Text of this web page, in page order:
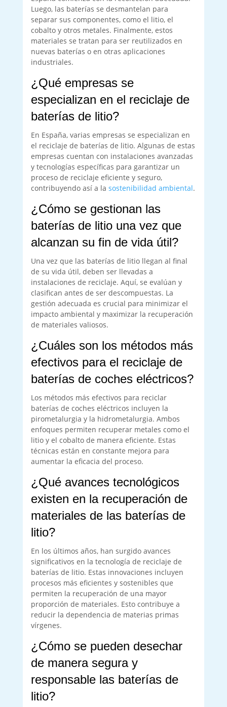
Luego, las baterías se desmantelan para
separar sus componentes, como el litio, el
cobalto y otros metales. Finalmente, estos
materiales se tratan para ser reutilizados en
nuevas baterías o en otras aplicaciones
industriales.
¿Qué empresas se
especializan en el reciclaje de
baterías de litio?
En España, varias empresas se especializan en
el reciclaje de baterías de litio. Algunas de estas
empresas cuentan con instalaciones avanzadas
y tecnologías específicas para garantizar un
proceso de reciclaje eficiente y seguro,
contribuyendo así a la sostenibilidad ambiental.
¿Cómo se gestionan las
baterías de litio una vez que
alcanzan su fin de vida útil?
Una vez que las baterías de litio llegan al final
de su vida útil, deben ser llevadas a
instalaciones de reciclaje. Aquí, se evalúan y
clasifican antes de ser descompuestas. La
gestión adecuada es crucial para minimizar el
impacto ambiental y maximizar la recuperación
de materiales valiosos.
¿Cuáles son los métodos más
efectivos para el reciclaje de
baterías de coches eléctricos?
Los métodos más efectivos para reciclar
baterías de coches eléctricos incluyen la
pirometalurgia y la hidrometalurgia. Ambos
enfoques permiten recuperar metales como el
litio y el cobalto de manera eficiente. Estas
técnicas están en constante mejora para
aumentar la eficacia del proceso.
¿Qué avances tecnológicos
existen en la recuperación de
materiales de las baterías de
litio?
En los últimos años, han surgido avances
significativos en la tecnología de reciclaje de
baterías de litio. Estas innovaciones incluyen
procesos más eficientes y sostenibles que
permiten la recuperación de una mayor
proporción de materiales. Esto contribuye a
reducir la dependencia de materias primas
vírgenes.
¿Cómo se pueden desechar
de manera segura y
responsable las baterías de
litio?